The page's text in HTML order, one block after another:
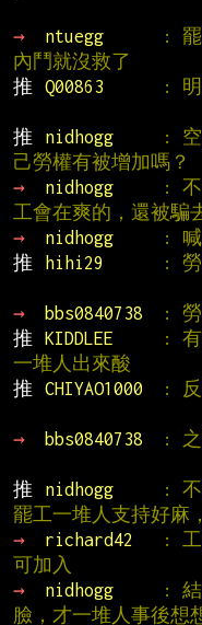
→
ntuegg
: 罷
內鬥就沒救了
推
Q00863
: 明
推
nidhogg
: 空
己勞權有被增加嗎？
→
nidhogg
: 不
工會在爽的，還被騙
→
nidhogg : 喊
推
hihi29
: 勞
→
bbs0840738 : 勞
推
KIDDLEE
: 有
一堆人出來酸
推
CHIYAO1000
: 反
→
bbs0840738
: 之
推
nidhogg
: 不
罷工一堆人支持好麻，
→
richard42
: 工
可加入
→
nidhogg
: 結
臉，才一堆人事後想